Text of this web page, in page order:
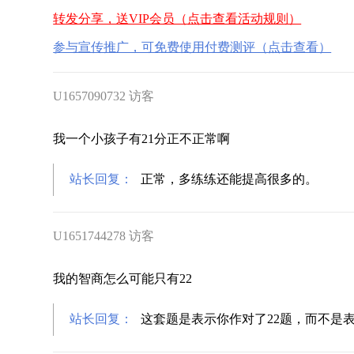
转发分享，送VIP会员（点击查看活动规则）
参与宣传推广，可免费使用付费测评（点击查看）
U1657090732 访客
我一个小孩子有21分正不正常啊
站长回复： 正常，多练练还能提高很多的。
U1651744278 访客
我的智商怎么可能只有22
站长回复： 这套题是表示你作对了22题，而不是